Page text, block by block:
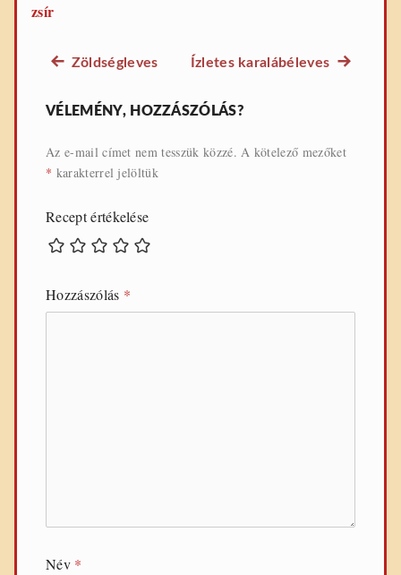
zsír
Bejegyzés
navigáció
Előző
recept:
Zöldségleves Ízletes karalábéleves Következő
VÉLEMÉNY, HOZZÁSZÓLÁS?
Az e-mail címet nem tesszük közzé. A kötelező mezőket
* karakterrel jelöltük
Recept értékelése
Hozzászólás *
Név *